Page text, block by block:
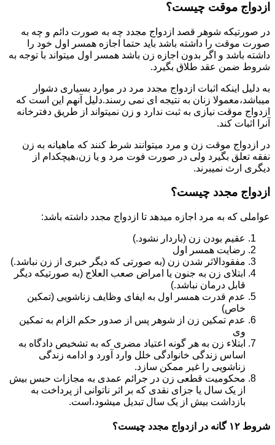
ازدواج موقت چیست؟
در صورتیکه شوهر قصد ازدواج مجدد چه به صورت دائم و چه به
صورت موقت را داشته باشد باید حتما اجازه همسر اول خود را
داشته باشد و اگر بدون اجازه زن باشد همسر اول میتواند با توجه به
شروط ضمن عقد طلاق بگیرد.
به دلیل اینکه اثبات ازدواج مجدد مرد در موارد بسیاری دشوار
میباشد،معمولا زنان به نتیجه ای نمی رسند.دلیل آنهم این است که
ازدواج موقت نیازی به ثبت ندارد و زن نمیتواند از طریق دفترخانه
آنرا اثبات کند.
در ازدواج موقت زن و مرد میتوانند شرط کنند که ماهیانه به زن
نفقه تعلق بگیرد ولی در صورت فوت مرد و یا زن،هیچکدام از
دیگری ارث نمیبرند.
ازدواج مجدد چیست؟
عواملی که به مرد اجازه میدهد تا ازدواج مجدد داشته باشد:
عقیم بودن زن (باردار نشود.)
رضایت همسر اول
مفقودالاثر شدن زن (به صورتی که دیگر خبری از زن نباشد.)
ابتلای زن به جنون یا امراض صعب العلاج (به صورتیکه دیگر
قابل درمان نباشد.)
عدم قدرت همسر اول به ایفای وظایف زناشویی (تمکین
خاص)
عدم تمکین زن از شوهر پس از صدور حکم الزام به تمکین
وی
ابتلاء زن به هر گونه اعتیاد مضری که به تشخیص دادگاه به
اساس زندگی خانوادگی خلل وارد آورد و ادامه زندگی
زناشویی را غیر ممکن سازد.
محکومیت قطعی زن در جرائم عمدی به مجازات حبس بیش
از یک سال یا جزای نقدی که بر اثر ناتوانی از پرداخت به
بازداشت بیش از یک سال تبدیل می‎شود،است.
شروط ۱۲ گانه در ازدواج مجدد چیست؟